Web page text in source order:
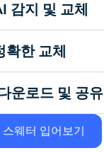
감지 및 교체
확한 교체
운로드 및 공유
웨터 입어보기